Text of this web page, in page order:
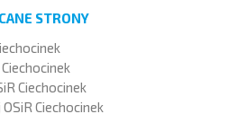
STRONY
Ciechocinek
Ciechocinek